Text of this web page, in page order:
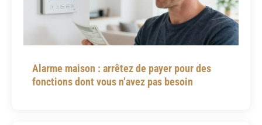
Alarme maison : arrêtez de payer pour des
fonctions dont vous n’avez pas besoin